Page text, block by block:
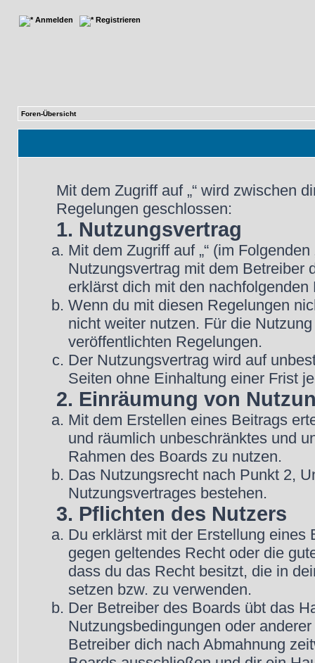
Anmelden Registrieren
Foren-Übersicht
Mit dem Zugriff auf „“ wird zwischen
Regelungen geschlossen:
1. Nutzungsvertrag
Mit dem Zugriff auf „“ (im
Nutzungsvertrag mit dem Betreiber
erklärst dich mit den
Wenn du mit diesen Regelungen
nicht weiter nutzen. Für die
veröffentlichten Regelungen.
Der Nutzungsvertrag wird auf
Seiten ohne Einhaltung einer Frist
2. Einräumung von
Mit dem Erstellen eines Beitrags
und räumlich unbeschränktes und
Rahmen des Boards zu nutzen.
Das Nutzungsrecht nach Punkt 2,
Nutzungsvertrages bestehen.
3. Pflichten des Nutzers
Du erklärst mit der Erstellung eines
gegen geltendes Recht oder die
dass du das Recht besitzt, die in
setzen bzw. zu verwenden.
Der Betreiber des Boards übt das
Nutzungsbedingungen oder
Betreiber dich nach Abmahnung